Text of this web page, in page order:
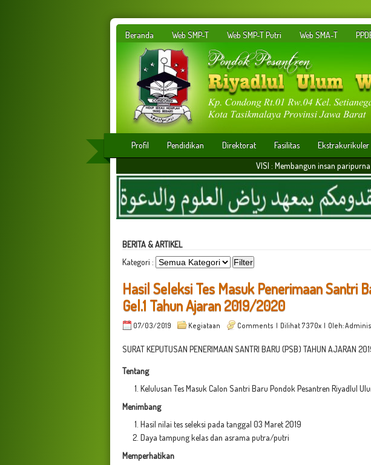
Beranda Web SMP-T Web SMP-T Putri Web SMA-T
Profil Pendidikan Direktorat Fasilitas Ekstrakurikuler
VISI : Membangun insan paripurna yang berakhlakul
BERITA & ARTIKEL
Kategori :
Hasil Seleksi Tes Masuk Penerimaan Santri
Gel.1 Tahun Ajaran 2019/2020
07/03/2019 Kegiataan Comments | Dilihat 7370x | Oleh:
SURAT KEPUTUSAN PENERIMAAN SANTRI BARU (PSB) TAHUN AJARAN
Tentang
Kelulusan Tes Masuk Calon Santri Baru Pondok Pesantren Riyadlul
Menimbang
Hasil nilai tes seleksi pada tanggal 03 Maret 2019
Daya tampung kelas dan asrama putra/putri
Memperhatikan